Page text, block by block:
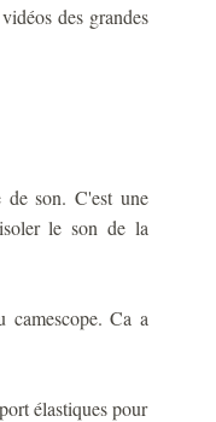
des grandes
son. C'est une
le son de la
Ca a
élastiques pour